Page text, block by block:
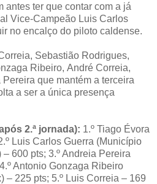
antes ter que contar com a já
Vice-Campeão Luis Carlos
no encalço do piloto caldense.
Sebastião Rodrigues,
Ribeiro, André Correia,
que mantém a terceira
a ser a única presença
2.ª jornada): 1.º Tiago Évora
Luis Carlos Guerra (Município
600 pts; 3.º Andreia Pereira
Antonio Gonzaga Ribeiro
– 225 pts; 5.º Luis Correia – 169